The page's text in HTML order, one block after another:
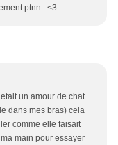
ptnn.. <3
un amour de chat
dans mes bras) cela
comme elle faisait
main pour essayer